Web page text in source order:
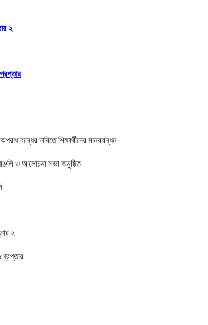
২
বন্ধের দাবিতে শিক্ষার্থীদের মানববন্ধন
ও আলোচনা সভা অনুষ্ঠিত
২